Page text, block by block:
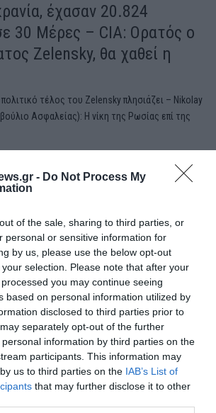
- Do Not Process My
of the sale, sharing to third parties, or
personal or sensitive information for
by us, please use the below opt-out
selection. Please note that after your
you may continue seeing
based on personal information utilized by
disclosed to third parties prior to
separately opt-out of the further
information by third parties on the
participants. This information may
us to third parties on the IAB’s List of
that may further disclose it to other
έχασαν 20.824
30 Μέρες – CIA: Ορατός ο
Zelensky, θα χαθεί η
τέλος του Zelensky πλησιάζει – Nikolay
Ασφαλείας): Η νίκη της Ρωσίας επί της
Ροή ειδήσεων
ο Τσαπατάκης